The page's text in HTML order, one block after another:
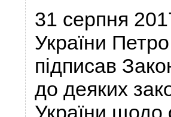
31 серпня
України
підписав
до деяких
України щодо